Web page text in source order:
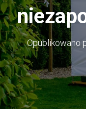
Opublikowano